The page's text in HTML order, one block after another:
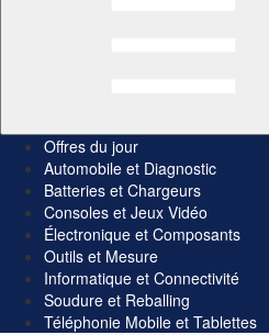
Offres du jour
Automobile et Diagnostic
Batteries et Chargeurs
Consoles et Jeux Vidéo
Électronique et Composants
Outils et Mesure
Informatique et Connectivité
Soudure et Reballing
Téléphonie Mobile et Tablettes